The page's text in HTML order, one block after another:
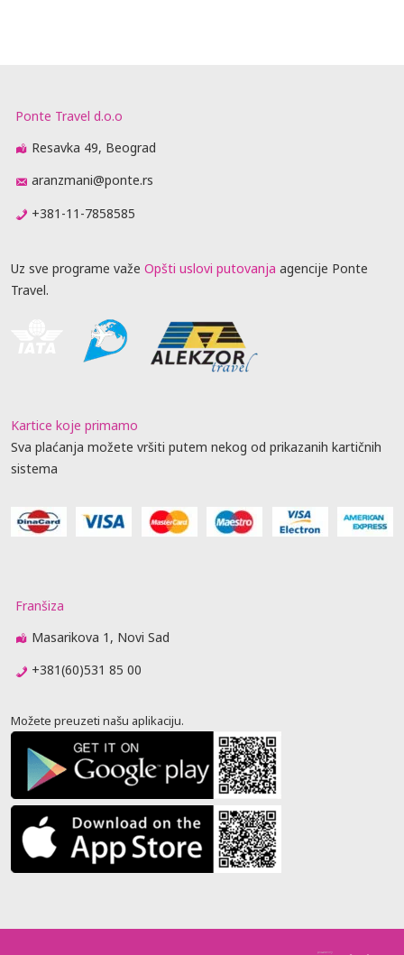
Ponte Travel d.o.o
Resavka 49, Beograd
aranzmani@ponte.rs
+381-11-7858585
Uz sve programe važe Opšti uslovi putovanja agencije Ponte
Travel.
Kartice koje primamo
Sva plaćanja možete vršiti putem nekog od prikazanih kartičnih
sistema
Franšiza
Masarikova 1, Novi Sad
+381(60)531 85 00
Možete preuzeti našu aplikaciju.